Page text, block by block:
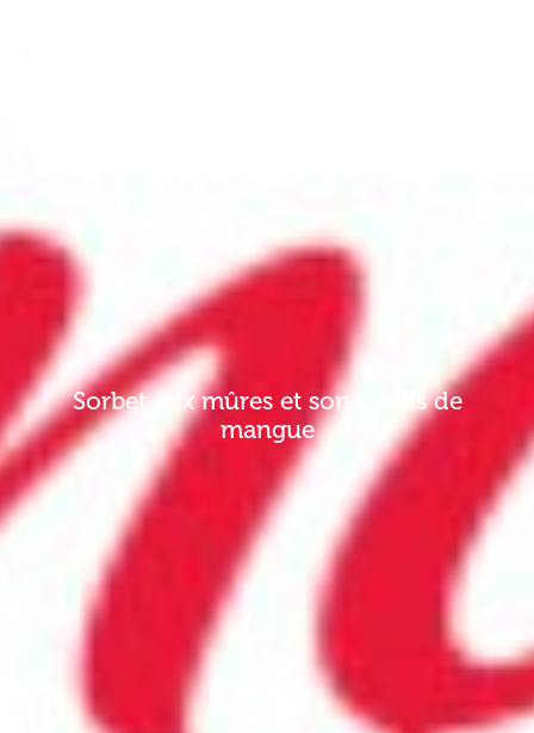
Sorbet aux mûres et son coulis de
mangue